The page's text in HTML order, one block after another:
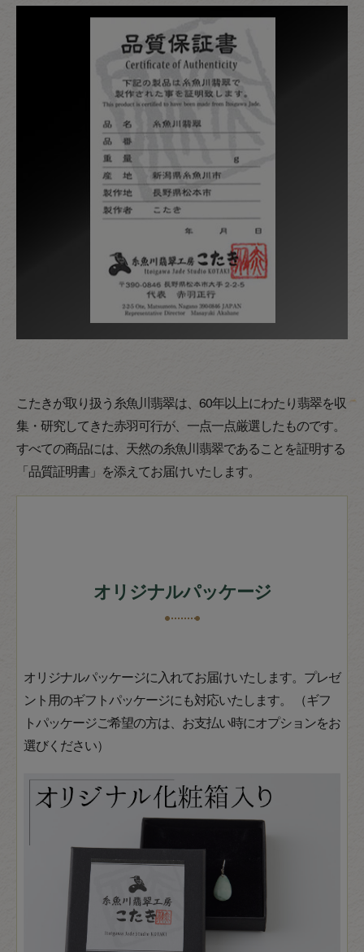
こたきが取り扱う糸魚川翡翠は、60年以上にわたり翡翠を収
集・研究してきた赤羽可行が、一点一点厳選したものです。
すべての商品には、天然の糸魚川翡翠であることを証明する
「品質証明書」を添えてお届けいたします。
オリジナルパッケージ
オリジナルパッケージに入れてお届けいたします。プレゼ
ント用のギフトパッケージにも対応いたします。 （ギフ
トパッケージご希望の方は、お支払い時にオプションをお
選びください）